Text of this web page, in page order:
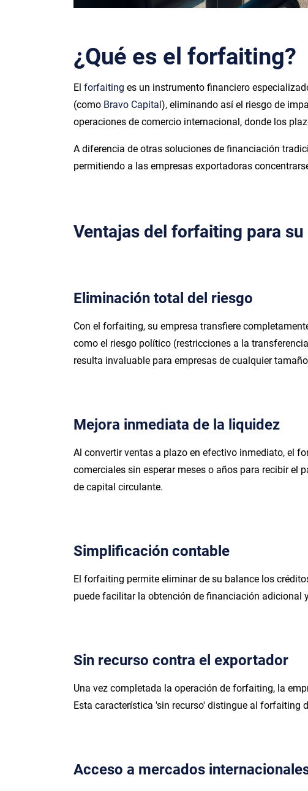
¿Qué es el forfaiting?
El forfaiting es un instrumento financiero
(como Bravo Capital), eliminando así el riesgo de
operaciones de comercio internacional, donde los
A diferencia de otras soluciones de financiación
permitiendo a las empresas exportadoras
Ventajas del forfaiting para su
Eliminación total del riesgo
Con el forfaiting, su empresa transfiere
como el riesgo político (restricciones a la
resulta invaluable para empresas de cualquier
Mejora inmediata de la liquidez
Al convertir ventas a plazo en efectivo inmediato, el
comerciales sin esperar meses o años para recibir el
de capital circulante.
Simplificación contable
El forfaiting permite eliminar de su balance los
puede facilitar la obtención de financiación adicional
Sin recurso contra el exportador
Una vez completada la operación de forfaiting, la
Esta característica 'sin recurso' distingue al forfaiting
Acceso a mercados